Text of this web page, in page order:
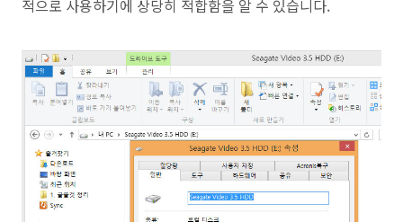
적으로 사용하기에 상당히 적합함을 알 수 있습니다.